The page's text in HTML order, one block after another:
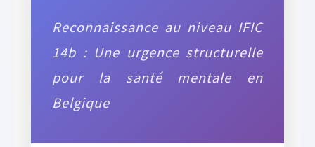
Reconnaissance au niveau IFIC
14b : Une urgence structurelle
pour la santé mentale en
Belgique